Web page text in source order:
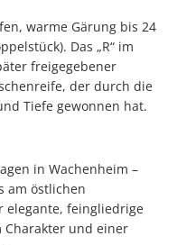
warme Gärung bis 24
Das „R“ im
freigegebener
der durch die
Tiefe gewonnen hat.
in Wachenheim –
am östlichen
elegante, feingliedrige
Charakter und einer